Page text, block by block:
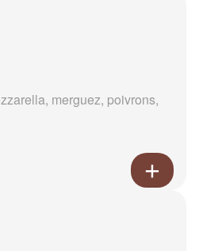
merguez, poivrons,